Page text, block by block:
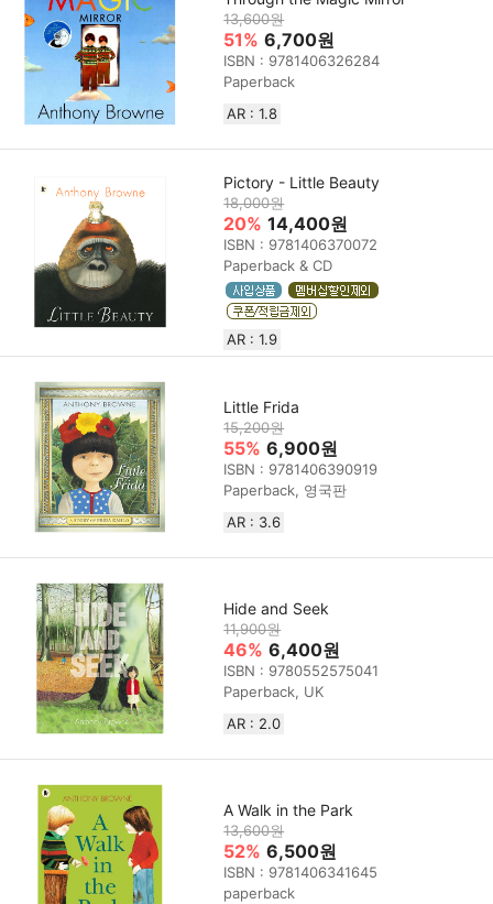
13,600원
51% 6,700원
ISBN : 9781406326284
Paperback
AR : 1.8
Pictory - Little Beauty
18,000원
20% 14,400원
ISBN : 9781406370072
Paperback & CD
AR : 1.9
Little Frida
15,200원
55% 6,900원
ISBN : 9781406390919
Paperback, 영국판
AR : 3.6
Hide and Seek
11,900원
46% 6,400원
ISBN : 9780552575041
Paperback, UK
AR : 2.0
A Walk in the Park
13,600원
52% 6,500원
ISBN : 9781406341645
paperback